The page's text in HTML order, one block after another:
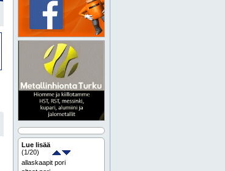
Lue lisää
(1/20)
allaskaapit pori